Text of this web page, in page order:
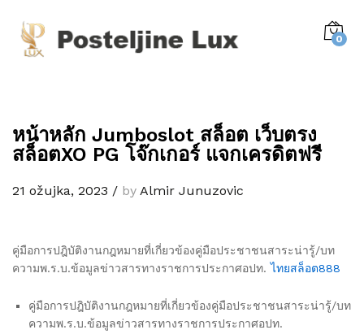
0
หน้าหลัก Jumboslot สล็อต เว็บตรง
สล็อตXO PG โจ๊กเกอร์ แจกเครดิตฟรี
21 ožujka, 2023 / by Almir Junuzovic
คู่มือการปฎิบัติงานกฎหมายที่เกี่ยวข้องคู่มือประชาชนสาระน่ารู้/บท
ความพ.ร.บ.ข้อมูลข่าวสารทางราชการประกาศอปท.ไทยสล็อต888
คู่มือการปฎิบัติงานกฎหมายที่เกี่ยวข้องคู่มือประชาชนสาระน่ารู้/บท
ความพ.ร.บ.ข้อมูลข่าวสารทางราชการประกาศอปท.